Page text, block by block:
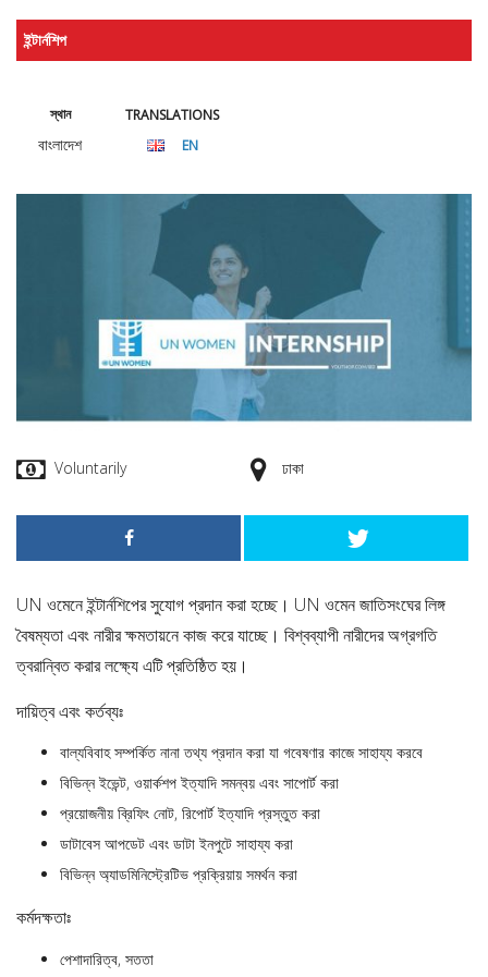
ইন্টার্নশিপ
স্থান
বাংলাদেশ
TRANSLATIONS
EN
Voluntarily ঢাকা
UN ওমেনে ইন্টার্নশিপের সুযোগ প্রদান করা হচ্ছে। UN ওমেন জাতিসংঘের লিঙ্গ
বৈষম্যতা এবং নারীর ক্ষমতায়নে কাজ করে যাচ্ছে। বিশ্বব্যাপী নারীদের অগ্রগতি
ত্বরান্বিত করার লক্ষ্যে এটি প্রতিষ্ঠিত হয়।
দায়িত্ব এবং কর্তব্যঃ
বাল্যবিবাহ সম্পর্কিত নানা তথ্য প্রদান করা যা গবেষণার কাজে সাহায্য করবে
বিভিন্ন ইভেন্ট, ওয়ার্কশপ ইত্যাদি সমন্বয় এবং সাপোর্ট করা
প্রয়োজনীয় ব্রিফিং নোট, রিপোর্ট ইত্যাদি প্রস্তুত করা
ডাটাবেস আপডেট এবং ডাটা ইনপুটে সাহায্য করা
বিভিন্ন অ্যাডমিনিস্ট্রেটিভ প্রক্রিয়ায় সমর্থন করা
কর্মদক্ষতাঃ
পেশাদারিত্ব, সততা